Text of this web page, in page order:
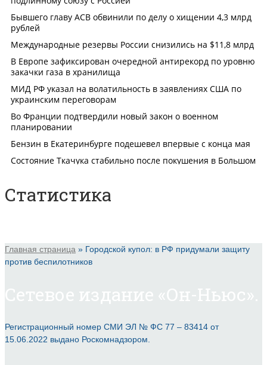
Статистика
Главная страница » Городской купол: в РФ придумали защиту
против беспилотников
Регистрационный номер СМИ ЭЛ № ФС 77 – 83414 от
15.06.2022 выдано Роскомнадзором.